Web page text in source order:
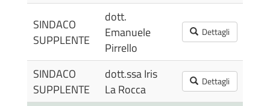
SINDACO
SUPPLENTE
dott.
Emanuele
Pirrello
Dettagli
SINDACO
SUPPLENTE
dott.ssa Iris
La Rocca
Dettagli